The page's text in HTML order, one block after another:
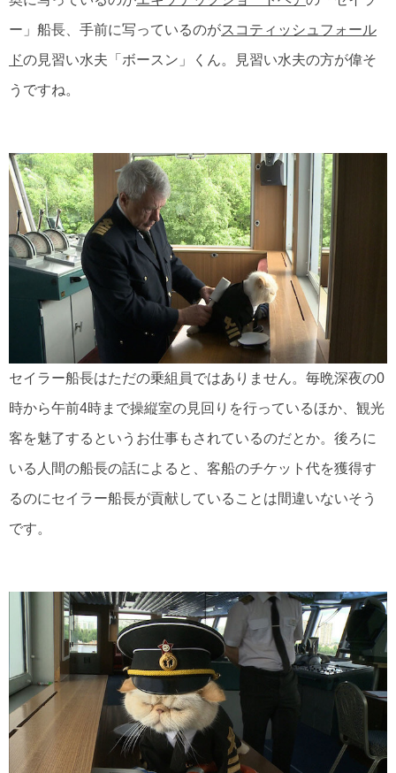
ー」船長、手前に写っているのがスコティッシュフォール
ドの見習い水夫「ボースン」くん。見習い水夫の方が偉そ
うですね。
セイラー船長はただの乗組員ではありません。毎晩深夜の0
時から午前4時まで操縦室の見回りを行っているほか、観光
客を魅了するというお仕事もされているのだとか。後ろに
いる人間の船長の話によると、客船のチケット代を獲得す
るのにセイラー船長が貢献していることは間違いないそう
です。